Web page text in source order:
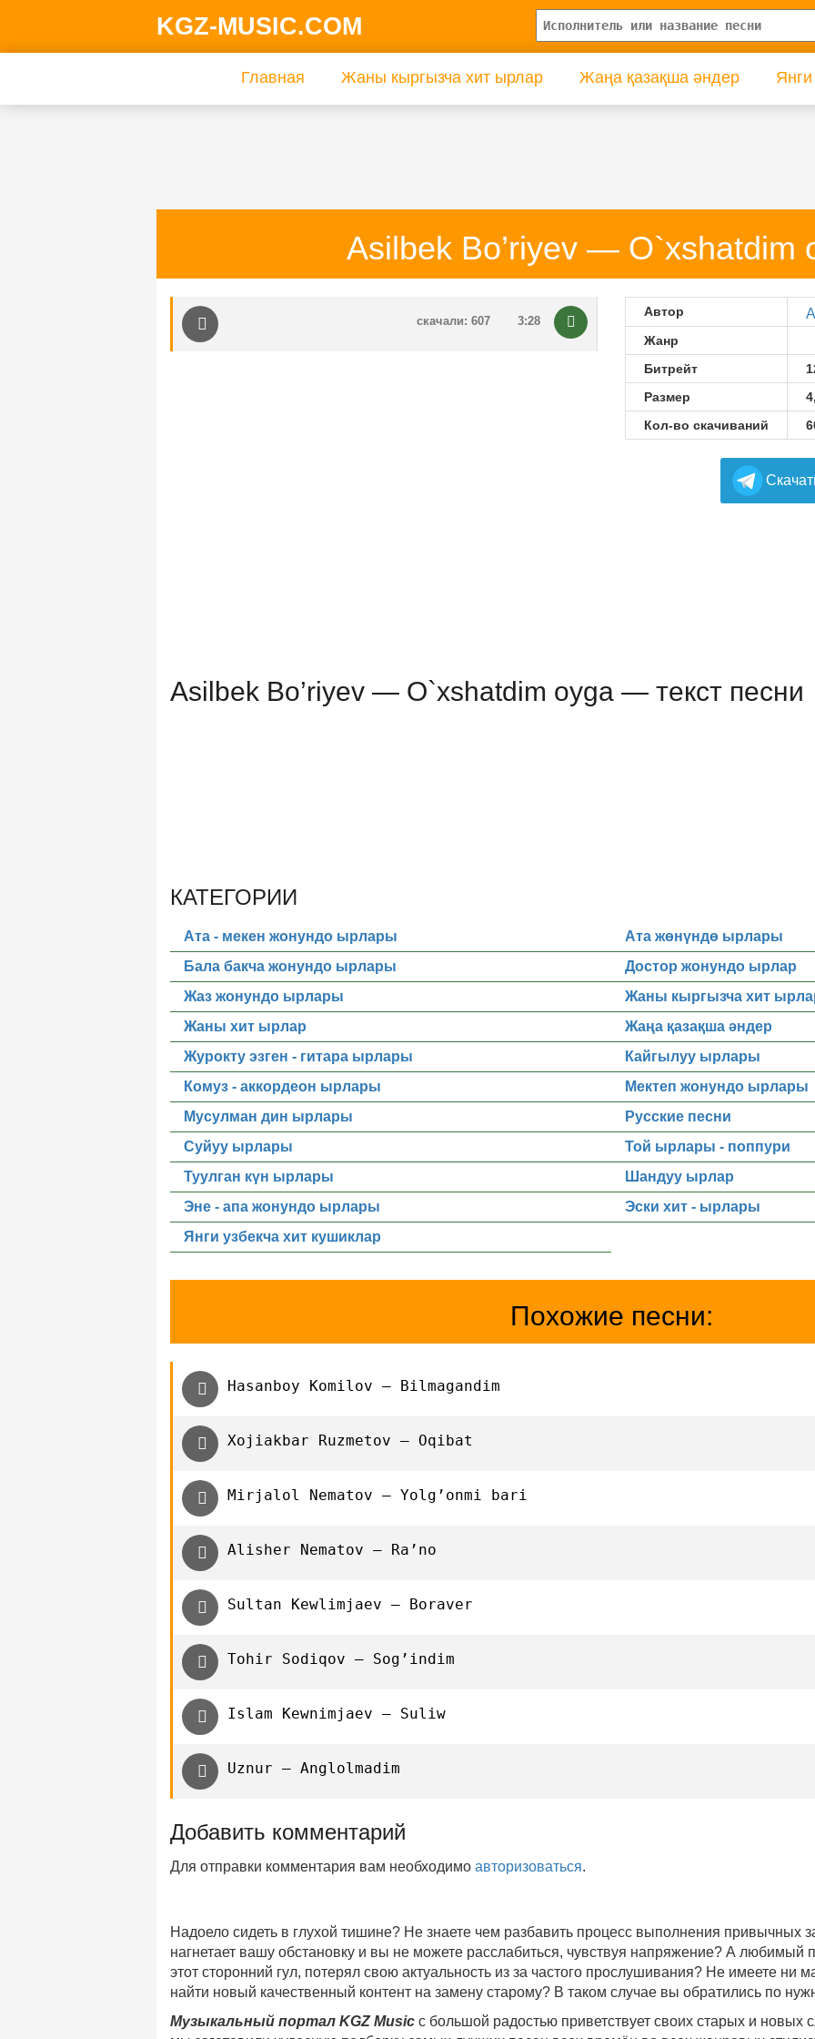
KGZ-MUSIC.COM
Главная Жаны кыргызча хит ырлар Жаңа қазақша әндер
Asilbek Bo’riyev — O`xshatdim
3:28
скачали: 607
Автор
Жанр
Битрейт
Размер
Кол-во скачиваний
Asilbek Bo’riyev — O`xshatdim oyga — текст песни
КАТЕГОРИИ
Ата - мекен жонундо ырлары
Ата жөнүндө ырлары
Бала бакча жонундо ырлары
Достор жонундо ырлар
Жаз жонундо ырлары
Жаны кыргызча хит
Жаны хит ырлар
Жаңа қазақша әндер
Журокту эзген - гитара ырлары
Кайгылуу ырлары
Комуз - аккордеон ырлары
Мектеп жонундо ырлары
Мусулман дин ырлары
Русские песни
Суйуу ырлары
Той ырлары - поппури
Туулган күн ырлары
Шандуу ырлар
Эне - апа жонундо ырлары
Эски хит - ырлары
Янги узбекча хит кушиклар
Похожие песни:
Hasanboy Komilov — Bilmagandim
Xojiakbar Ruzmetov — Oqibat
Mirjalol Nematov — Yolg’onmi bari
Alisher Nematov — Ra’no
Sultan Kewlimjaev — Boraver
Tohir Sodiqov — Sog’indim
Islam Kewnimjaev — Suliw
Uznur — Anglolmadim
Добавить комментарий
Для отправки комментария вам необходимо авторизоваться.
Надоело сидеть в глухой тишине? Не знаете чем разбавить процесс выполнения
нагнетает вашу обстановку и вы не можете расслабиться, чувствуя напряжение? А любимый
этот сторонний гул, потерял свою актуальность из за частого прослушивания? Не имеете ни
найти новый качественный контент на замену старому? В таком случае вы обратились по
Музыкальный портал KGZ Music с большой радостью приветствует своих старых и новых